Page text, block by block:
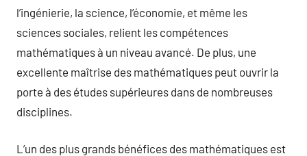
l’ingénierie, la science, l’économie, et même les
sciences sociales, relient les compétences
mathématiques à un niveau avancé. De plus, une
excellente maîtrise des mathématiques peut ouvrir la
porte à des études supérieures dans de nombreuses
disciplines.
L’un des plus grands bénéfices des mathématiques est